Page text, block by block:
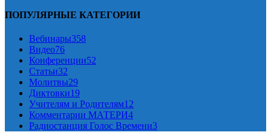
ПОПУЛЯРНЫЕ КАТЕГОРИИ
Вебинары358
Видео76
Конференции52
Статьи32
Молитвы29
Диктовки19
Учителям и Родителям12
Комментарии МАТЕРИ4
Радиостанция Голос Времени3